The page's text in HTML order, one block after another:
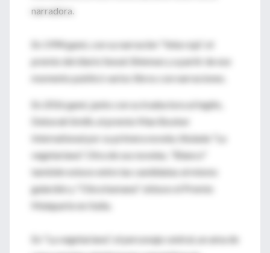
narradora.
En 1994 ganó, con su narración "Vela roja", el
premio del diario Seouk Shinmun y a partir de ese
momento publicó varios libros con narraciones.
En 2016 ganó, junto con su traductora al inglés,
Deborah Smith, el premio Man Booker
International por su primera novela, titulada "La
vegetariana". Otra de sus novelas, "Blanco"
también estuvo entre las candidatas al mismo
galardón y "Obra humana" obtuvo el Premio
Malaparte en Italia.
En "La vegetariana", el personaje central, un ama de